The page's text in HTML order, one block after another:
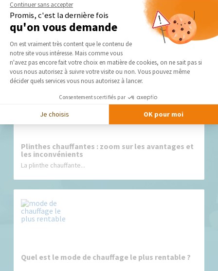
Nos derniers conseils et actus
Plinthes chauffantes : zoom sur les avantages et
les inconvénients
La plinthe chauffante...
Quel est le mode de chauffage le plus rentable ?
Continuer sans accepter
Promis, c'est la dernière fois
qu'on vous demande
Plateforme de Gestion du
On est vraiment très content que le contenu de
notre site vous intéresse. Mais comme vous
n'avez pas encore fait votre choix en matière de cookies, on ne sait pas si
vous nous autorisez à suivre votre visite ou non. Vous pouvez même
décider quels services vous nous autorisez à lancer.
Consentements certifiés par
Je choisis OK pour moi
Axeptio consent